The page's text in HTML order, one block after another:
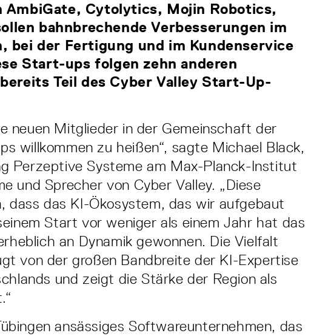
AmbiGate, Cytolytics, Mojin Robotics,
bahnbrechende Verbesserungen im
bei der Fertigung und im Kundenservice
Start-ups folgen zehn anderen
Teil des Cyber Valley Start-Up-
neuen Mitglieder in der Gemeinschaft der
willkommen zu heißen“, sagte Michael Black,
Perzeptive Systeme am Max-Planck-Institut
und Sprecher von Cyber Valley. „Diese
dass das KI-Ökosystem, das wir aufgebaut
Start vor weniger als einem Jahr hat das
an Dynamik gewonnen. Die Vielfalt
von der großen Bandbreite der KI-Expertise
und zeigt die Stärke der Region als
ansässiges Softwareunternehmen, das